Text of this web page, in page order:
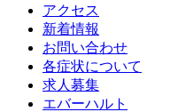
アクセス
新着情報
お問い合わせ
各症状について
求人募集
エバーハルト